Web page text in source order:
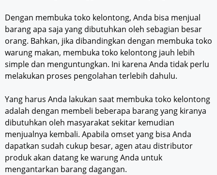
Dengan membuka toko kelontong, Anda bisa menjual
barang apa saja yang dibutuhkan oleh sebagian besar
orang. Bahkan, jika dibandingkan dengan membuka toko
warung makan, membuka toko kelontong jauh lebih
simple dan menguntungkan. Ini karena Anda tidak perlu
melakukan proses pengolahan terlebih dahulu.
Yang harus Anda lakukan saat membuka toko kelontong
adalah dengan membeli beberapa barang yang kiranya
dibutuhkan oleh masyarakat sekitar kemudian
menjualnya kembali. Apabila omset yang bisa Anda
dapatkan sudah cukup besar, agen atau distributor
produk akan datang ke warung Anda untuk
mengantarkan barang dagangan.